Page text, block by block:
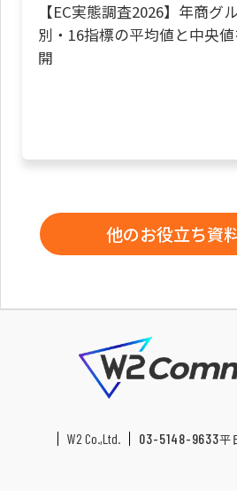
【EC実態調査2026】年商グ
別・16指標の平均値と中央
開
他のお役立ち資
W2 Co.,Ltd. 03-5148-9633平